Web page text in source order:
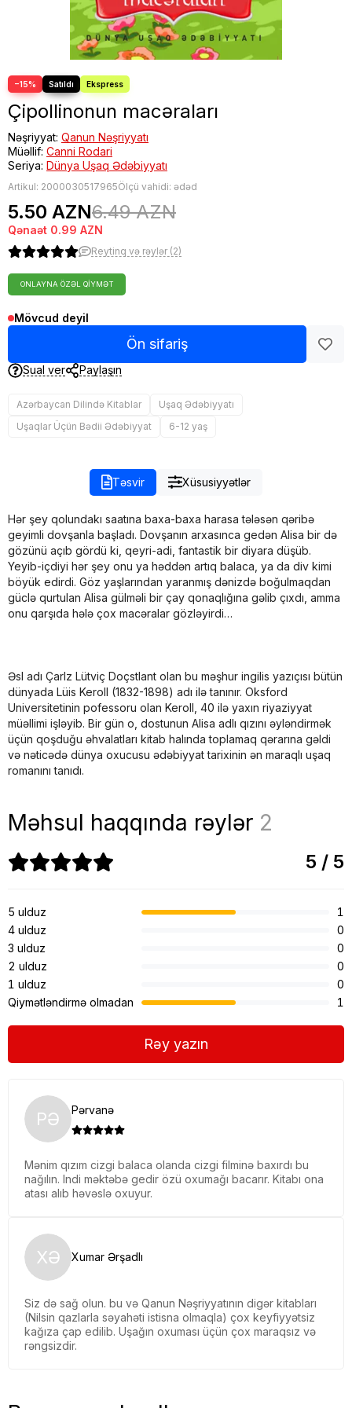
−15%
Çipollinonun macəraları
Nəşriyyat: Qanun Nəşriyyatı
Müəllif: Canni Rodari
Seriya: Dünya Uşaq Ədəbiyyatı
Artikul: 2000030517965Ölçü vahidi: ədəd
5.50 AZN6.49 AZN
Qənaət 0.99 AZN
Reytinq və rəylər (2)
ONLAYNA ÖZƏL QIYMƏT
Mövcud deyil
Ön sifariş
Sual ver Paylaşın
Azərbaycan Dilində Kitablar
Uşaq Ədəbiyyatı
Uşaqlar Üçün Bədii Ədəbiyyat
6-12 yaş
Təsvir Xüsusiyyətlər
Hər şey qolundakı saatına baxa-baxa harasa tələsən qəribə
geyimli dovşanla başladı. Dovşanın arxasınca gedən Alisa bir də
gözünü açıb gördü ki, qeyri-adi, fantastik bir diyara düşüb.
Yeyib-içdiyi hər şey onu ya həddən artıq balaca, ya da div kimi
böyük edirdi. Göz yaşlarından yaranmış dənizdə boğulmaqdan
güclə qurtulan Alisa gülməli bir çay qonaqlığına gəlib çıxdı, amma
onu qarşıda hələ çox macəralar gözləyirdi…
Əsl adı Çarlz Lütviç Doçstlant olan bu məşhur ingilis yazıçısı bütün
dünyada Lüis Keroll (1832-1898) adı ilə tanınır. Oksford
Universitetinin pofessoru olan Keroll, 40 ilə yaxın riyaziyyat
müəllimi işləyib. Bir gün o, dostunun Alisa adlı qızını əyləndirmək
üçün qoşduğu əhvalatları kitab halında toplamaq qərarına gəldi
və nəticədə dünya oxucusu ədəbiyyat tarixinin ən maraqlı uşaq
romanını tanıdı.
Məhsul haqqında rəylər 2
PƏ Pərvanə
Mənim qızım cizgi balaca olanda cizgi filminə baxırdı bu
nağılın. Indi məktəbə gedir özü oxumağı bacarır. Kitabı ona
atası alıb həvəslə oxuyur.
XƏ Xumar Ərşadlı
Siz də sağ olun. bu və Qanun Nəşriyyatının digər kitabları
(Nilsin qazlarla səyahəti istisna olmaqla) çox keyfiyyətsiz
kağıza çap edilib. Uşağın oxuması üçün çox maraqsız və
rəngsizdir.
5 / 5
5 ulduz
1
4 ulduz
0
3 ulduz
0
2 ulduz
0
1 ulduz
0
Qiymətləndirmə olmadan
1
Rəy yazın